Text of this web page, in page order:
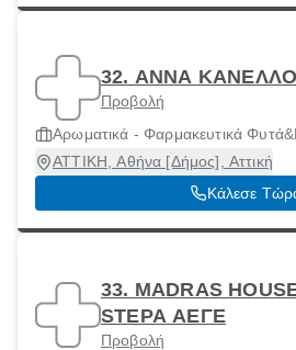
32. ΑΝΝΑ
Προβολή
Αρωματικά - Φαρμακευτικά
ΑΤΤΙΚΗ, Αθήνα [Δήμος], Αττική
Κάλεσε
33. MADRAS
STEPA ΑΕΓΕ
Προβολή